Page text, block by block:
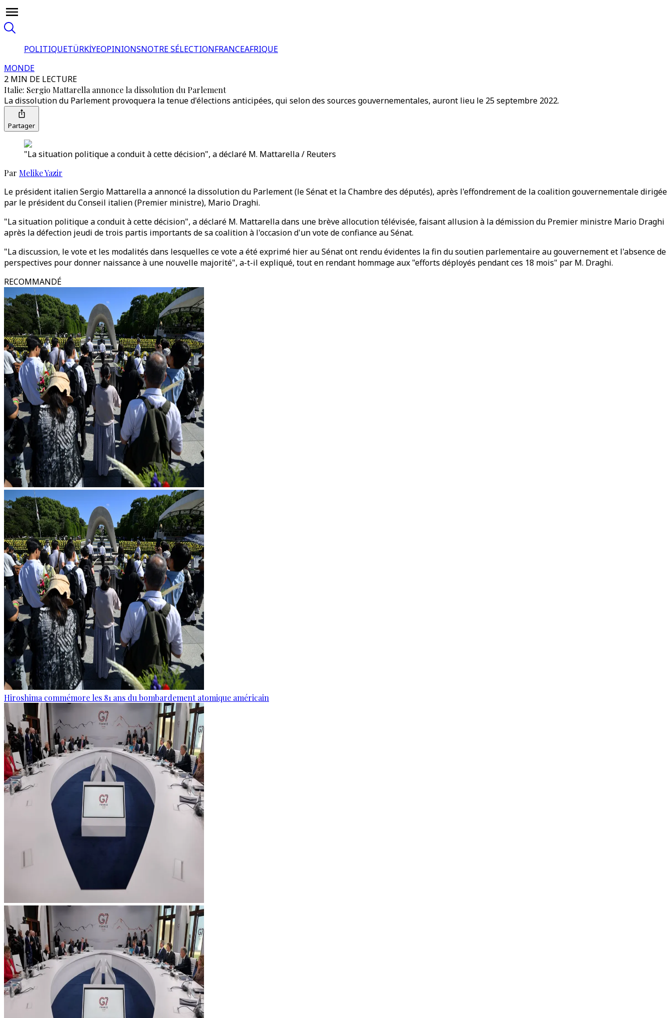
POLITIQUETÜRKİYEOPINIONSNOTRE SÉLECTIONFRANCEAFRIQUE
MONDE
2 MIN DE LECTURE
Italie: Sergio Mattarella annonce la dissolution du Parlement
La dissolution du Parlement provoquera la tenue d'élections anticipées, qui selon des sources gouvernementales, auront lieu le 25 septembre 2022.
Partager
"La situation politique a conduit à cette décision", a déclaré M. Mattarella / Reuters
Par Melike Yazir
Le président italien Sergio Mattarella a annoncé la dissolution du Parlement (le Sénat et la Chambre des députés), après l'effondrement de la coalition gouvernementale dirigée
par le président du Conseil italien (Premier ministre), Mario Draghi.
"La situation politique a conduit à cette décision", a déclaré M. Mattarella dans une brève allocution télévisée, faisant allusion à la démission du Premier ministre Mario Draghi
après la défection jeudi de trois partis importants de sa coalition à l'occasion d'un vote de confiance au Sénat.
"La discussion, le vote et les modalités dans lesquelles ce vote a été exprimé hier au Sénat ont rendu évidentes la fin du soutien parlementaire au gouvernement et l'absence de
perspectives pour donner naissance à une nouvelle majorité", a-t-il expliqué, tout en rendant hommage aux "efforts déployés pendant ces 18 mois" par M. Draghi.
RECOMMANDÉ
Hiroshima commémore les 81 ans du bombardement atomique américain